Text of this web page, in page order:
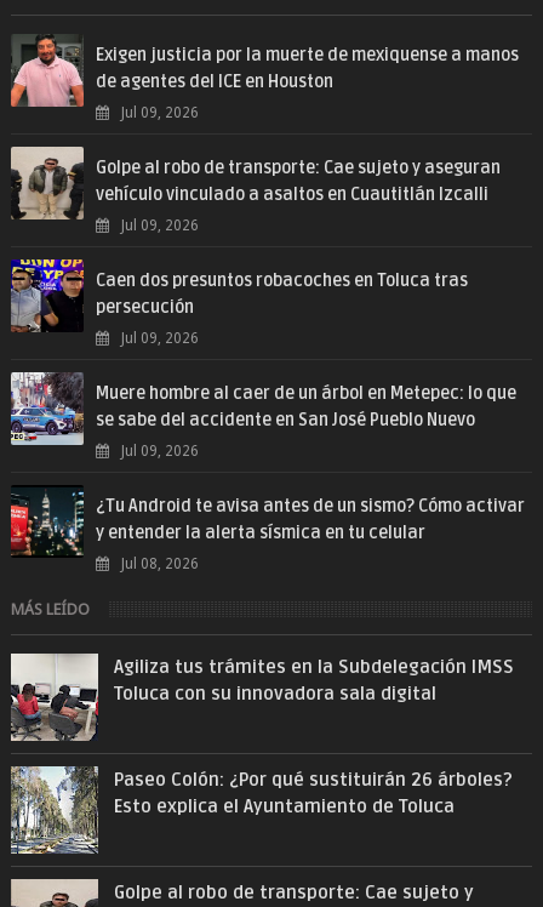
Exigen justicia por la muerte de mexiquense a manos
de agentes del ICE en Houston
Jul 09, 2026
Golpe al robo de transporte: Cae sujeto y aseguran
vehículo vinculado a asaltos en Cuautitlán Izcalli
Jul 09, 2026
Caen dos presuntos robacoches en Toluca tras
persecución
Jul 09, 2026
Muere hombre al caer de un árbol en Metepec: lo que
se sabe del accidente en San José Pueblo Nuevo
Jul 09, 2026
¿Tu Android te avisa antes de un sismo? Cómo activar
y entender la alerta sísmica en tu celular
Jul 08, 2026
MÁS LEÍDO
Agiliza tus trámites en la Subdelegación IMSS
Toluca con su innovadora sala digital
Paseo Colón: ¿Por qué sustituirán 26 árboles?
Esto explica el Ayuntamiento de Toluca
Golpe al robo de transporte: Cae sujeto y